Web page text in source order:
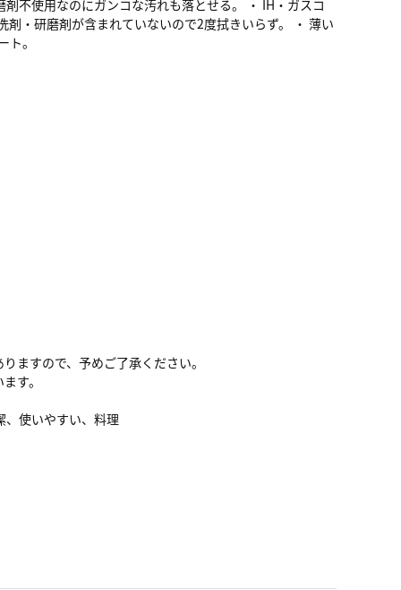
不使用なのにガンコな汚れも落とせる。 ・ IH・ガスコ
・研磨剤が含まれていないので2度拭きいらず。 ・ 薄い
。
ますので、予めご了承ください。
す。
、使いやすい、料理